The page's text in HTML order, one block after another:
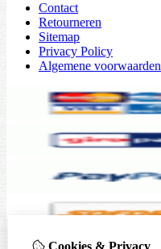
Contact
Retourneren
Sitemap
Privacy Policy
Algemene voorwaarden
Cookies & Privacy